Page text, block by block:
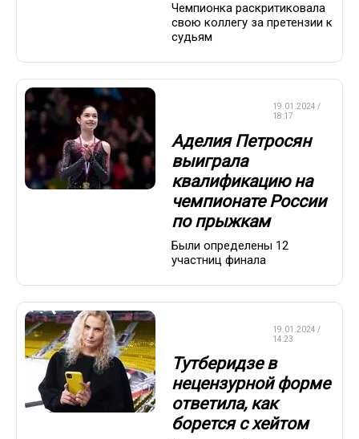
Чемпионка раскритиковала
свою коллегу за претензии к
судьям
19.01.2024 /
18:17
Аделия Петросян
выиграла
квалификацию на
чемпионате России
по прыжкам
Были определены 12
участниц финала
19.01.2024 /
14:23
Тутберидзе в
нецензурной форме
ответила, как
борется с хейтом